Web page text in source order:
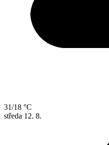
31/18 °C
středa 12. 8.